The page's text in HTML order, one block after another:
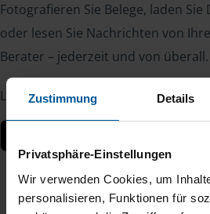
Zustimmung Details
Privatsphäre-Einstellungen
Wir verwenden Cookies, um
personalisieren, Funktionen für
Fotografieren Sie Belege, laden
oder lesen Sie Nachrichten von
Berater – jederzeit und von überall.
Laden Sie die App kostenlos